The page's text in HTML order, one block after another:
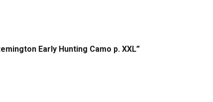
Early Hunting Camo р. XXL”